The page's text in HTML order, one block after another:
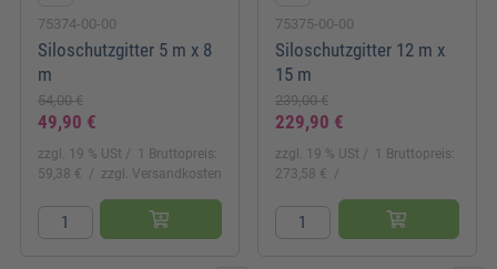
75374-00-00
Siloschutzgitter 5 m x 8
m
54,00 €
49,90 €
zzgl. 19 % USt
1 Bruttopreis:
59,38 €
zzgl. Versandkosten
75375-00-00
Siloschutzgitter 12 m x
15 m
239,00 €
229,90 €
zzgl. 19 % USt
1 Bruttopreis:
273,58 €